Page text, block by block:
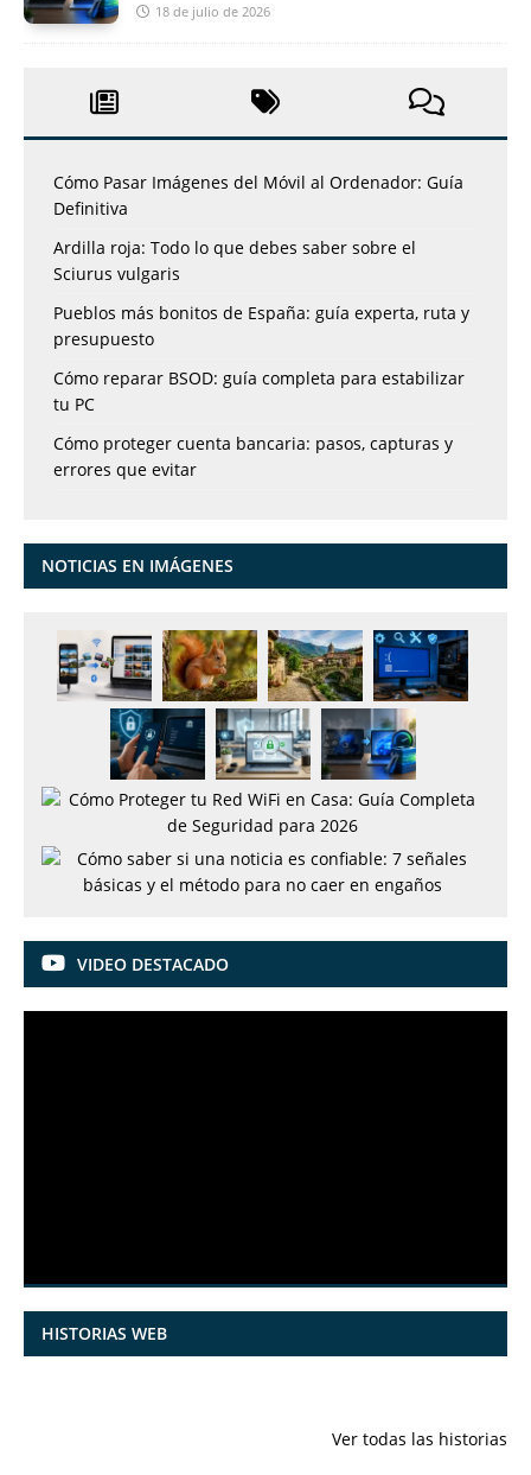
18 de julio de 2026
Cómo Pasar Imágenes del Móvil al Ordenador: Guía
Definitiva
Ardilla roja: Todo lo que debes saber sobre el
Sciurus vulgaris
Pueblos más bonitos de España: guía experta, ruta y
presupuesto
Cómo reparar BSOD: guía completa para estabilizar
tu PC
Cómo proteger cuenta bancaria: pasos, capturas y
errores que evitar
NOTICIAS EN IMÁGENES
VIDEO DESTACADO
HISTORIAS WEB
Ver todas las historias
julio: Playas de
ocultas del